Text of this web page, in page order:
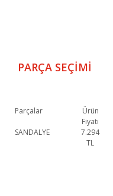
PARÇA SEÇIMI
Parçalar
Ürün
Fiyatı
SANDALYE
7.294
TL